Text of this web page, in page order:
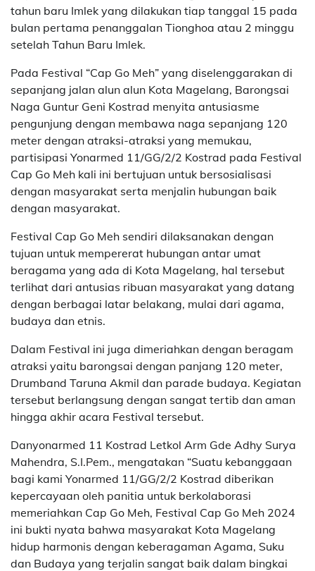
tahun baru Imlek yang dilakukan tiap tanggal 15 pada
bulan pertama penanggalan Tionghoa atau 2 minggu
setelah Tahun Baru Imlek.
Pada Festival “Cap Go Meh” yang diselenggarakan di
sepanjang jalan alun alun Kota Magelang, Barongsai
Naga Guntur Geni Kostrad menyita antusiasme
pengunjung dengan membawa naga sepanjang 120
meter dengan atraksi-atraksi yang memukau,
partisipasi Yonarmed 11/GG/2/2 Kostrad pada Festival
Cap Go Meh kali ini bertujuan untuk bersosialisasi
dengan masyarakat serta menjalin hubungan baik
dengan masyarakat.
Festival Cap Go Meh sendiri dilaksanakan dengan
tujuan untuk mempererat hubungan antar umat
beragama yang ada di Kota Magelang, hal tersebut
terlihat dari antusias ribuan masyarakat yang datang
dengan berbagai latar belakang, mulai dari agama,
budaya dan etnis.
Dalam Festival ini juga dimeriahkan dengan beragam
atraksi yaitu barongsai dengan panjang 120 meter,
Drumband Taruna Akmil dan parade budaya. Kegiatan
tersebut berlangsung dengan sangat tertib dan aman
hingga akhir acara Festival tersebut.
Danyonarmed 11 Kostrad Letkol Arm Gde Adhy Surya
Mahendra, S.I.Pem., mengatakan “Suatu kebanggaan
bagi kami Yonarmed 11/GG/2/2 Kostrad diberikan
kepercayaan oleh panitia untuk berkolaborasi
memeriahkan Cap Go Meh, Festival Cap Go Meh 2024
ini bukti nyata bahwa masyarakat Kota Magelang
hidup harmonis dengan keberagaman Agama, Suku
dan Budaya yang terjalin sangat baik dalam bingkai